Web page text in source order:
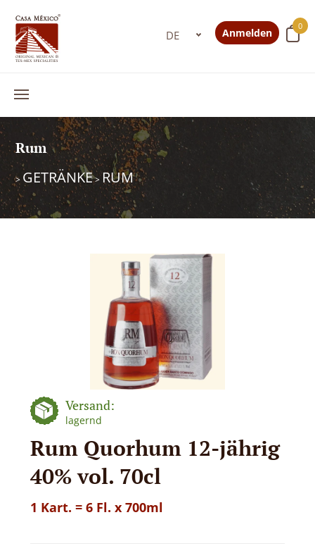
0
Anmelden
Rum
> GETRÄNKE> RUM
Versand:
lagernd
Rum Quorhum 12-jährig
40% vol. 70cl
1 Kart. = 6 Fl. x 700ml